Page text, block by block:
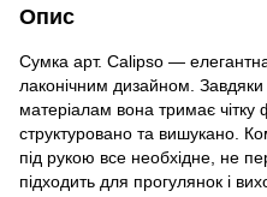
Опис
Сумка арт. Calipso —
лаконічним дизайном.
матеріалам вона тримає
структуровано та вишукано.
під рукою все необхідне, не
підходить для прогулянок і